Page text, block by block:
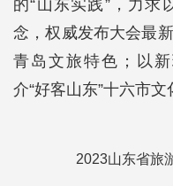
的“山东实践”，力求
念，权威发布大会最
青岛文旅特色；以
介“好客山东”十六市文
2023山东省旅